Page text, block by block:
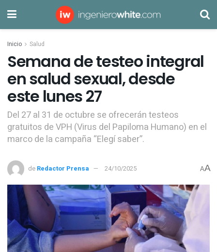
Inicio Salud
Semana de testeo integral
en salud sexual, desde
este lunes 27
Del 27 al 31 de octubre se ofrecerán testeos
gratuitos de VPH (Virus del Papiloma Humano) en el
marco de la campaña “Elegí saber”.
de Redactor Prensa 24/10/2025 AA